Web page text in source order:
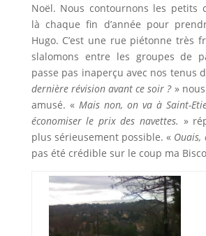
Noël. Nous contournons les petits
là chaque fin d’année pour
Hugo. C’est une rue piétonne très
slalomons entre les groupes de
passe pas inaperçu avec nos tenus
dernière révision avant ce soir ?»
amusé. « Mais non, on va à Saint-
économiser le prix des navettes. »
plus sérieusement possible. « Ouais,
pas été crédible sur le coup ma